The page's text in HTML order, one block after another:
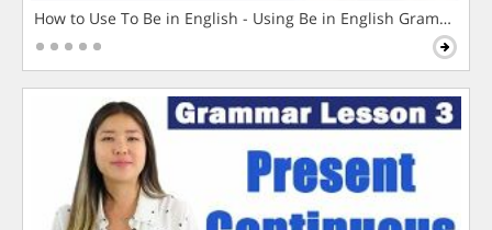
How to Use To Be in English - Using Be in English Grammar